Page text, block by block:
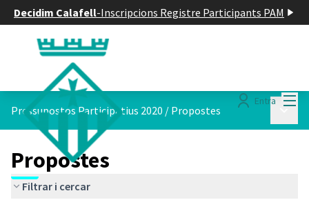
Decidim Calafell-Inscripcions Registre Participants PAM
Entra
Pressupostos Participatius 2020 / Propostes
Propostes
Filtrar i cercar